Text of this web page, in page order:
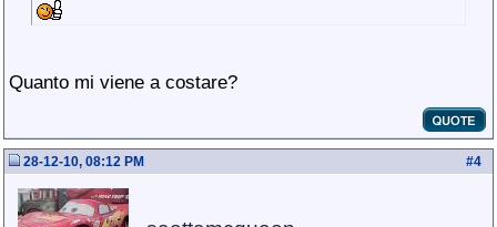
Quanto mi viene a costare?
#4
28-12-10, 08:12 PM